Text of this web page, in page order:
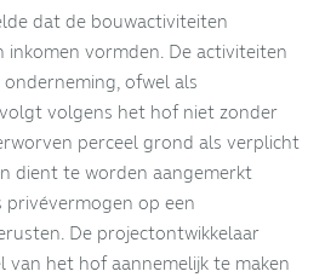
dat de bouwactiviteiten
inkomen vormden. De activiteiten
ofwel als
volgens het hof niet zonder
perceel grond als verplicht
dient te worden aangemerkt
privévermogen op een
De projectontwikkelaar
van het hof aannemelijk te maken